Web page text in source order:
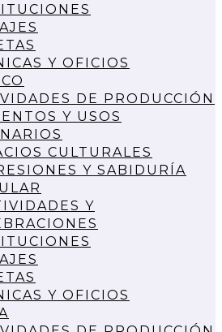
Y OFICIOS
DE PRODUCCIÓN
Y USOS
CULTURALES
Y SABIDURÍA
Y
Y OFICIOS